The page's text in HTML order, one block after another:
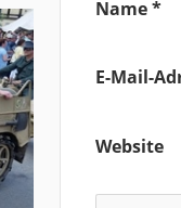
Name*
E-Mail-
Website